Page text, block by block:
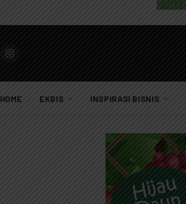
Instagram
HOME EKBIS INSPIRASI BISNIS